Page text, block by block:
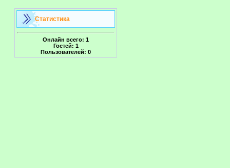
Статистика
Онлайн всего: 1
Гостей: 1
Пользователей: 0